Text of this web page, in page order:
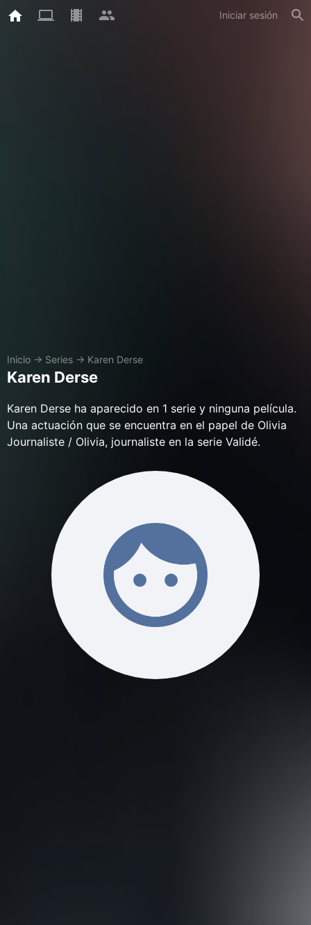
Iniciar sesión
Inicio → Series → Karen Derse
Karen Derse
Karen Derse ha aparecido en 1 serie y ninguna película.
Una actuación que se encuentra en el papel de Olivia
Journaliste / Olivia, journaliste en la serie Validé.